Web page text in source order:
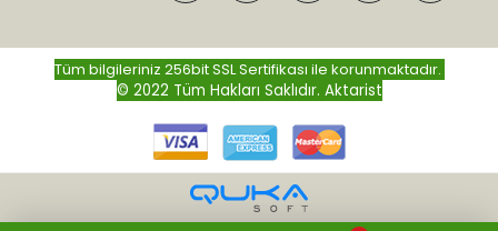
Tüm bilgileriniz 256bit SSL Sertifikası ile korunmaktadır.
© 2022 Tüm Hakları Saklıdır. Aktarist